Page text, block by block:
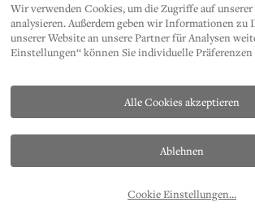
KONTAKT DATENSCHUTZ
T. +43 512 2112
Wir verwenden Cookies, um die Zugriffe auf
analysieren. Außerdem geben wir Informationen zu
unserer Website an unsere Partner für Analysen
Einstellungen“ können Sie individuelle
Cookie Einstellungen...
Ablehnen
Alle Cookies akzeptieren